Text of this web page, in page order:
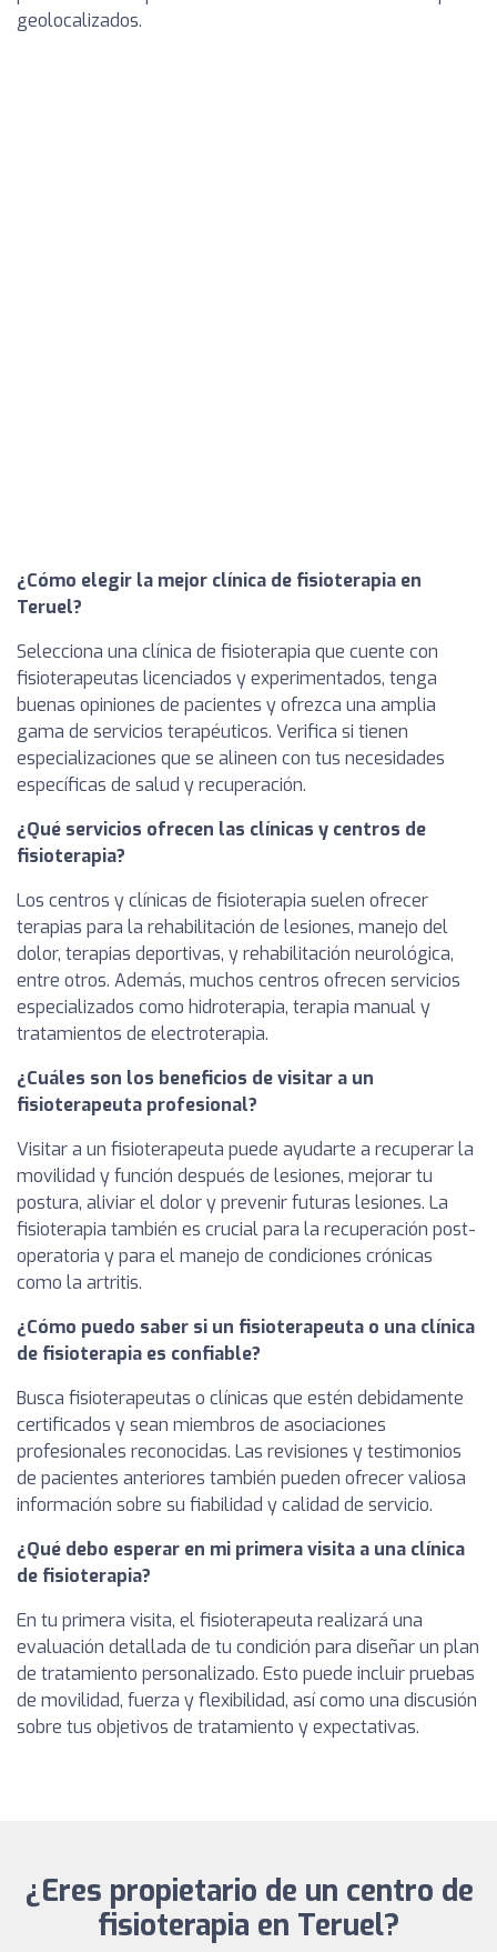
geolocalizados.
¿Cómo elegir la mejor clínica de fisioterapia en
Teruel?
Selecciona una clínica de fisioterapia que cuente con
fisioterapeutas licenciados y experimentados, tenga
buenas opiniones de pacientes y ofrezca una amplia
gama de servicios terapéuticos. Verifica si tienen
especializaciones que se alineen con tus necesidades
específicas de salud y recuperación.
¿Qué servicios ofrecen las clínicas y centros de
fisioterapia?
Los centros y clínicas de fisioterapia suelen ofrecer
terapias para la rehabilitación de lesiones, manejo del
dolor, terapias deportivas, y rehabilitación neurológica,
entre otros. Además, muchos centros ofrecen servicios
especializados como hidroterapia, terapia manual y
tratamientos de electroterapia.
¿Cuáles son los beneficios de visitar a un
fisioterapeuta profesional?
Visitar a un fisioterapeuta puede ayudarte a recuperar la
movilidad y función después de lesiones, mejorar tu
postura, aliviar el dolor y prevenir futuras lesiones. La
fisioterapia también es crucial para la recuperación post-
operatoria y para el manejo de condiciones crónicas
como la artritis.
¿Cómo puedo saber si un fisioterapeuta o una clínica
de fisioterapia es confiable?
Busca fisioterapeutas o clínicas que estén debidamente
certificados y sean miembros de asociaciones
profesionales reconocidas. Las revisiones y testimonios
de pacientes anteriores también pueden ofrecer valiosa
información sobre su fiabilidad y calidad de servicio.
¿Qué debo esperar en mi primera visita a una clínica
de fisioterapia?
En tu primera visita, el fisioterapeuta realizará una
evaluación detallada de tu condición para diseñar un plan
de tratamiento personalizado. Esto puede incluir pruebas
de movilidad, fuerza y flexibilidad, así como una discusión
sobre tus objetivos de tratamiento y expectativas.
¿Eres propietario de un centro de
fisioterapia en Teruel?